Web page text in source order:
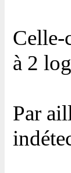
Celle-
à 2
Par